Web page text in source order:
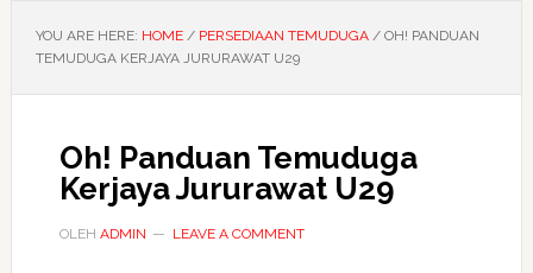
YOU ARE HERE: HOME / PERSEDIAAN TEMUDUGA /OH! PANDUAN
TEMUDUGA KERJAYA JURURAWAT U29
Oh! Panduan Temuduga
Kerjaya Jururawat U29
OLEH ADMIN LEAVE A COMMENT